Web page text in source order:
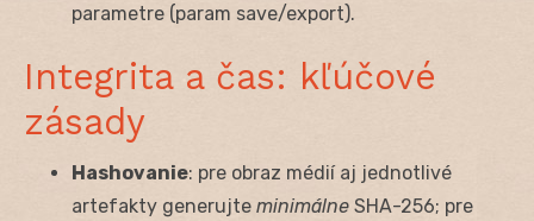
parametre (param save/export).
Integrita a čas: kľúčové
zásady
Hashovanie: pre obraz médií aj jednotlivé
artefakty generujte minimálne SHA-256; pre